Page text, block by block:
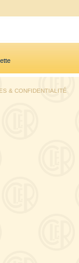
& CONFIDENTIALITÉ